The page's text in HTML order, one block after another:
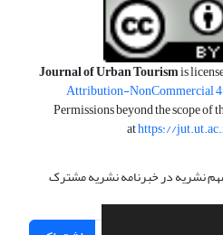
Journal of Urban Tourismis
Attribution-NonCommercial
Permissions beyond the scope of
athttps://
مهم نشریه در خبرنامه نشریه مشترک